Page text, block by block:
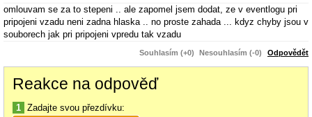
omlouvam se za to stepeni .. ale zapomel jsem dodat, ze v eventlogu pri
pripojeni vzadu neni zadna hlaska .. no proste zahada ... kdyz chyby jsou v
souborech jak pri pripojeni vpredu tak vzadu
Souhlasím (+0) Nesouhlasím (-0) Odpovědět
Reakce na odpověď
1 Zadajte svou přezdívku: